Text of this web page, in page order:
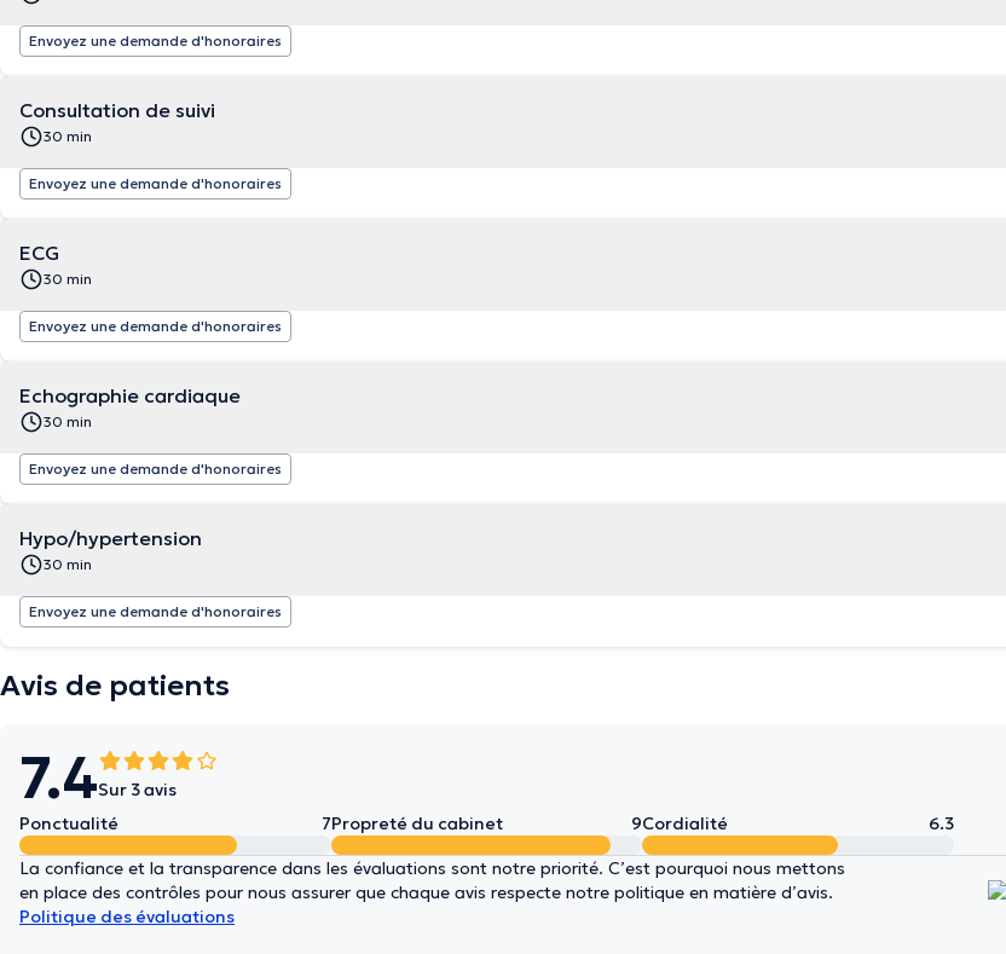
Envoyez une demande d'honoraires
Consultation de suivi
30 min
Envoyez une demande d'honoraires
ECG
30 min
Envoyez une demande d'honoraires
Echographie cardiaque
30 min
Envoyez une demande d'honoraires
Hypo/hypertension
30 min
Envoyez une demande d'honoraires
Avis de patients
7.4Sur 3 avis
Ponctualité
7Propreté du cabinet 9Cordialité 6.3
La confiance et la transparence dans les évaluations sont notre priorité. C’est pourquoi nous mettons
en place des contrôles pour nous assurer que chaque avis respecte notre politique en matière d’avis.
Politique des évaluations